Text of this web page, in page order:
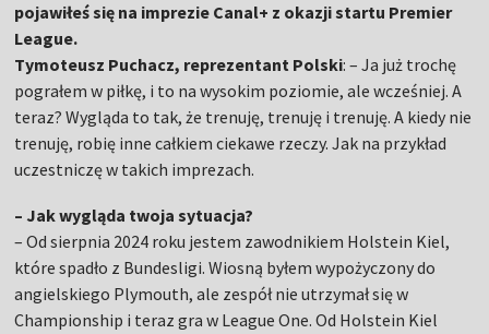
pojawiłeś się na imprezie Canal+ z okazji startu Premier
League.
Tymoteusz Puchacz, reprezentant Polski: – Ja już trochę
pograłem w piłkę, i to na wysokim poziomie, ale wcześniej. A
teraz? Wygląda to tak, że trenuję, trenuję i trenuję. A kiedy nie
trenuję, robię inne całkiem ciekawe rzeczy. Jak na przykład
uczestniczę w takich imprezach.
– Jak wygląda twoja sytuacja?
– Od sierpnia 2024 roku jestem zawodnikiem Holstein Kiel,
które spadło z Bundesligi. Wiosną byłem wypożyczony do
angielskiego Plymouth, ale zespół nie utrzymał się w
Championship i teraz gra w League One. Od Holstein Kiel